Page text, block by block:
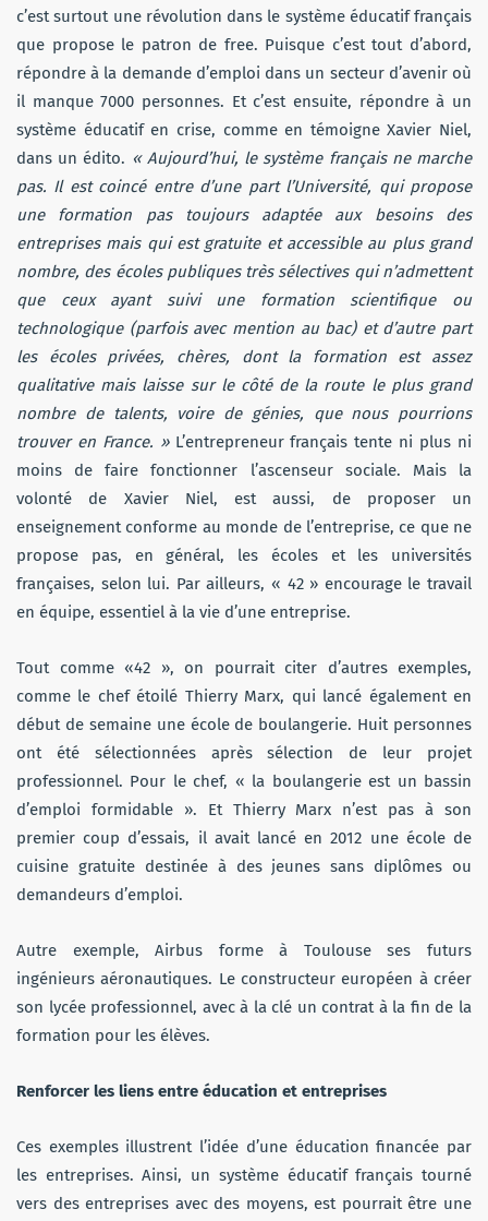
c’est surtout une révolution dans le système éducatif français
que propose le patron de free. Puisque c’est tout d’abord,
répondre à la demande d’emploi dans un secteur d’avenir où
il manque 7000 personnes. Et c’est ensuite, répondre à un
système éducatif en crise, comme en témoigne Xavier Niel,
dans un édito. « Aujourd’hui, le système français ne marche
pas. Il est coincé entre d’une part l’Université, qui propose
une formation pas toujours adaptée aux besoins des
entreprises mais qui est gratuite et accessible au plus grand
nombre, des écoles publiques très sélectives qui n’admettent
que ceux ayant suivi une formation scientifique ou
technologique (parfois avec mention au bac) et d’autre part
les écoles privées, chères, dont la formation est assez
qualitative mais laisse sur le côté de la route le plus grand
nombre de talents, voire de génies, que nous pourrions
trouver en France. »L’entrepreneur français tente ni plus ni
moins de faire fonctionner l’ascenseur sociale. Mais la
volonté de Xavier Niel, est aussi, de proposer un
enseignement conforme au monde de l’entreprise, ce que ne
propose pas, en général, les écoles et les universités
françaises, selon lui. Par ailleurs, « 42 » encourage le travail
en équipe, essentiel à la vie d’une entreprise.
Tout comme «42 », on pourrait citer d’autres exemples,
comme le chef étoilé Thierry Marx, qui lancé également en
début de semaine une école de boulangerie. Huit personnes
ont été sélectionnées après sélection de leur projet
professionnel. Pour le chef, « la boulangerie est un bassin
d’emploi formidable ». Et Thierry Marx n’est pas à son
premier coup d’essais, il avait lancé en 2012 une école de
cuisine gratuite destinée à des jeunes sans diplômes ou
demandeurs d’emploi.
Autre exemple, Airbus forme à Toulouse ses futurs
ingénieurs aéronautiques. Le constructeur européen à créer
son lycée professionnel, avec à la clé un contrat à la fin de la
formation pour les élèves.
Renforcer les liens entre éducation et entreprises
Ces exemples illustrent l’idée d’une éducation financée par
les entreprises. Ainsi, un système éducatif français tourné
vers des entreprises avec des moyens, est pourrait être une